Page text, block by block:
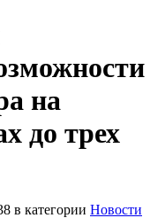
на
до трех
в категории Новости